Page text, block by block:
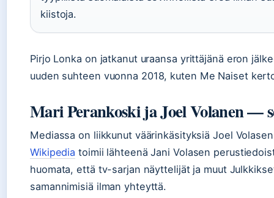
kiistoja.
Pirjo Lonka on jatkanut uraansa yrittäjänä eron
uuden suhteen vuonna 2018, kuten Me Naiset
Mari Perankoski ja Joel Volanen —
Mediassa on liikkunut väärinkäsityksiä Joel
Wikipedia toimii lähteenä Jani Volasen
huomata, että tv-sarjan näyttelijät ja muut
samannimisiä ilman yhteyttä.